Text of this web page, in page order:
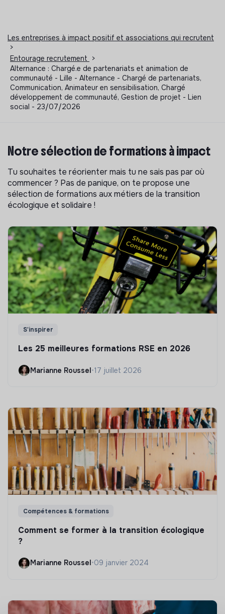
Les entreprises à impact positif et associations qui recrutent
>
Entourage recrutement
>
Alternance : Chargé.e de partenariats et animation de
communauté - Lille - Alternance - Chargé de partenariats,
Communication, Animateur en sensibilisation, Chargé
développement de communauté, Gestion de projet - Lien
social - 23/07/2026
Notre sélection de formations à impact
Tu souhaites te réorienter mais tu ne sais pas par où
commencer ? Pas de panique, on te propose une
sélection de formations aux métiers de la transition
écologique et solidaire !
S'inspirer
Les 25 meilleures formations RSE en 2026
Marianne Roussel•17 juillet 2026
Compétences & formations
Comment se former à la transition écologique
?
Marianne Roussel •09 janvier 2024